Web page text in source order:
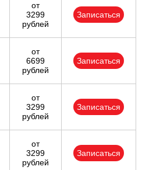
от
3299
рублей
Записаться
от
6699
рублей
Записаться
от
3299
рублей
Записаться
от
3299
рублей
Записаться